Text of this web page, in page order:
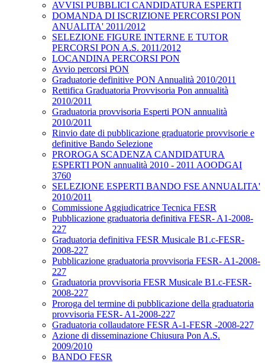
AVVISI PUBBLICI CANDIDATURA ESPERTI
DOMANDA DI ISCRIZIONE PERCORSI PON
ANUALITA' 2011/2012
SELEZIONE FIGURE INTERNE E TUTOR
PERCORSI PON A.S. 2011/2012
LOCANDINA PERCORSI PON
Avvio percorsi PON
Graduatorie definitive PON Annualità 2010/2011
Rettifica Graduatoria Provvisoria Pon annualità
2010/2011
Graduatoria provvisoria Esperti PON annualità
2010/2011
Rinvio date di pubblicazione graduatorie provvisorie e
definitive Bando Selezione
PROROGA SCADENZA CANDIDATURA
ESPERTI PON annualità 2010 - 2011 AOODGAI
3760
SELEZIONE ESPERTI BANDO FSE ANNUALITA'
2010/2011
Commissione Aggiudicatrice Tecnica FESR
Pubblicazione graduatoria definitiva FESR- A1-2008-
227
Graduatoria definitiva FESR Musicale B1.c-FESR-
2008-227
Pubblicazione graduatoria provvisoria FESR- A1-2008-
227
Graduatoria provvisoria FESR Musicale B1.c-FESR-
2008-227
Proroga del termine di pubblicazione della graduatoria
provvisoria FESR- A1-2008-227
Graduatoria collaudatore FESR A-1-FESR -2008-227
Azione di disseminazione Chiusura Pon A.S.
2009/2010
BANDO FESR